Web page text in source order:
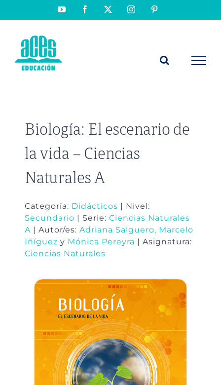
YouTubeFacebook Instagram
Biología: El escenario de
la vida – Ciencias
Naturales A
Categoría: Didácticos | Nivel:
Secundario | Serie: Ciencias Naturales
A| Autor/es: Adriana Salguero, Marcelo
Iñíguez y Mónica Pereyra
| Asignatura:
Ciencias Naturales